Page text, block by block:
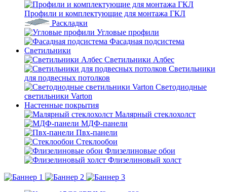
Профили и комплектующие для монтажа ГКЛ
Раскладки
Угловые профили
Фасадная подсистема
Светильники
Светильники Албес
Светильники
для подвесных потолков
Светодиодные
светильники Varton
Настенные покрытия
Малярный стеклохолст
МДФ-панели
Пвх-панели
Стеклообои
Флизелиновые обои
Флизелиновый холст